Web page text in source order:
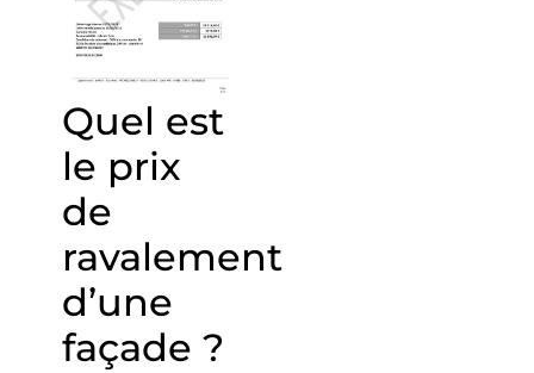
Quel est
le prix
de
ravalement
d’une
façade ?